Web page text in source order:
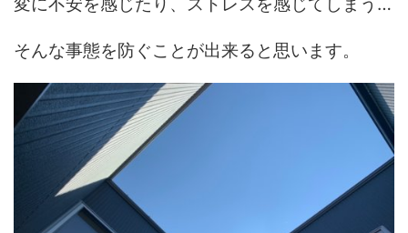
そんな事態を防ぐことが出来ると思います。